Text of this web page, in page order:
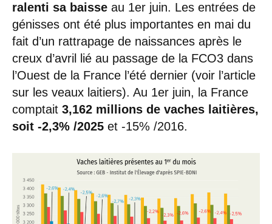
ralenti sa baisse au 1er juin. Les entrées de
génisses ont été plus importantes en mai du
fait d’un rattrapage de naissances après le
creux d’avril lié au passage de la FCO3 dans
l’Ouest de la France l’été dernier (voir l’article
sur les veaux laitiers). Au 1er juin, la France
comptait 3,162 millions de vaches laitières,
soit -2,3% /2025 et -15% /2016.